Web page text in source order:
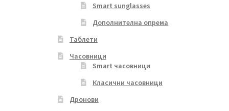
Smart sunglasses
Дополнителна опрема
Таблети
Часовници
Smart часовници
Класични часовници
Дронови